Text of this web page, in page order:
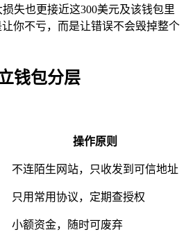
失也更接近这300美元及该钱包里
你不亏，而是让错误不会毁掉整个
钱包分层
操作原则
不连陌生网站，只收发到可信地址
只用常用协议，定期查授权
小额资金，随时可废弃